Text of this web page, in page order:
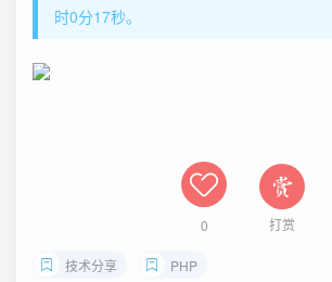
时0分18秒。
0 打赏
技术分享 PHP